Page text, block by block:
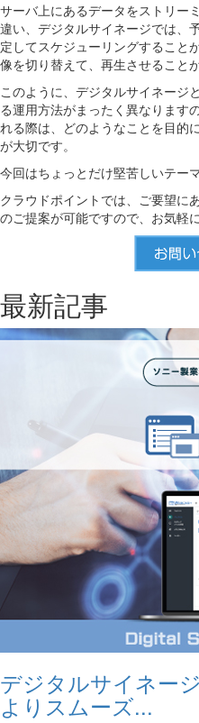
サーバ上にあるデータをストリー
違い、デジタルサイネージでは、
定してスケジューリングすること
像を切り替えて、再生させること
このように、デジタルサイネージ
る運用方法がまったく異なります
れる際は、どのようなことを目的
が大切です。
今回はちょっとだけ堅苦しいテー
クラウドポイントでは、ご要望に
のご提案が可能ですので、お気軽
最新記事
デジタルサイネー
よりスムーズ...